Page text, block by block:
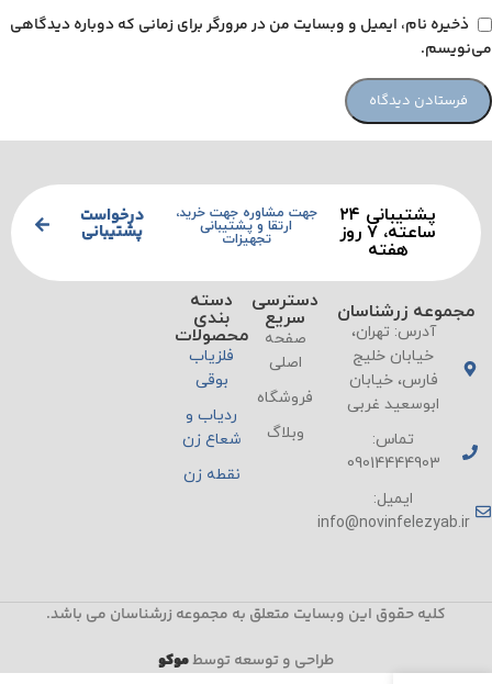
ذخیره نام، ایمیل و وبسایت من در مرورگر برای زمانی که دوباره دیدگاهی
می‌نویسم.
پشتیبانی ۲۴
ساعته، ۷ روز
هفته
جهت مشاوره جهت خرید،
ارتقا و پشتیبانی
تجهیزات
درخواست
پشتیبانی
مجموعه زرشناسان
آدرس: تهران،
خیابان خلیج
فارس، خیابان
ابوسعید غربی
تماس:
09014444903
ایمیل:
info@novinfelezyab.ir
دسترسی
سریع
صفحه
اصلی
فروشگاه
وبلاگ
دسته
بندی
محصولات
فلزیاب
بوقی
ردیاب و
شعاع زن
نقطه زن
کلیه حقوق این وبسایت متعلق به مجموعه زرشناسان می باشد.
طراحی و توسعه توسطموکو